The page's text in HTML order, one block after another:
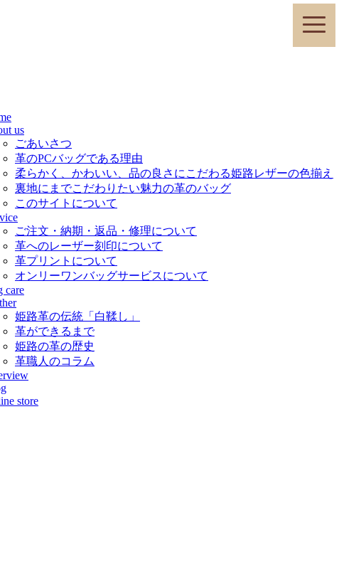
toggle
us
ごあいさつ
革のPCバッグである理由
柔らかく、かわいい、品の良さにこだわる姫路レザーの色揃え
裏地にまでこだわりたい魅力の革のバッグ
このサイトについて
ご注文・納期・返品・修理について
革へのレーザー刻印について
革プリントについて
オンリーワンバッグサービスについて
care
姫路革の伝統「白鞣し」
革ができるまで
姫路の革の歴史
革職人のコラム
store